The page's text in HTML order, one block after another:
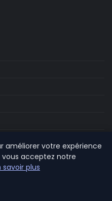
améliorer votre expérience
vous acceptez notre
savoir plus